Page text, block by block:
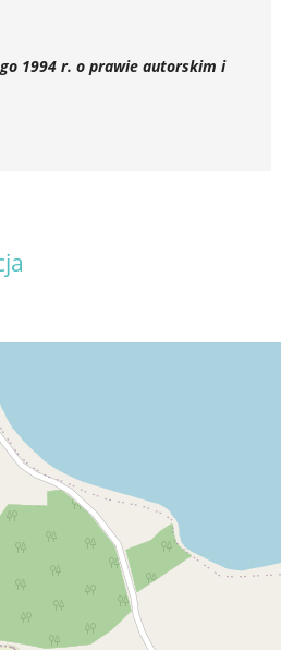
1994 r. o prawie autorskim i